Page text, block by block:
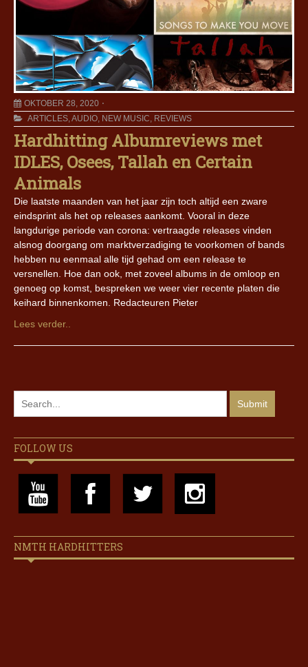
OKTOBER 28, 2020
ARTICLES,AUDIO, NEW MUSIC, REVIEWS
Hardhitting Albumreviews met
IDLES, Osees, Tallah en Certain
Animals
Die laatste maanden van het jaar zijn toch altijd een zware
eindsprint als het op releases aankomt. Vooral in deze
langdurige periode van corona: vertraagde releases vinden
alsnog doorgang om marktverzadiging te voorkomen of bands
hebben nu eenmaal alle tijd gehad om een release te
versnellen. Hoe dan ook, met zoveel albums in de omloop en
genoeg op komst, bespreken we weer vier recente platen die
keihard binnenkomen. Redacteuren Pieter
Lees verder..
FOLLOW US
NMTH HARDHITTERS